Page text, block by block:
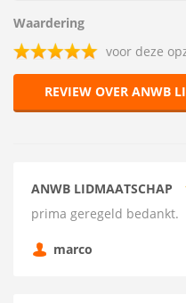
Waardering
voor deze
REVIEW OVER ANWB
ANWB LIDMAATSCHAP
prima geregeld bedankt.
marco